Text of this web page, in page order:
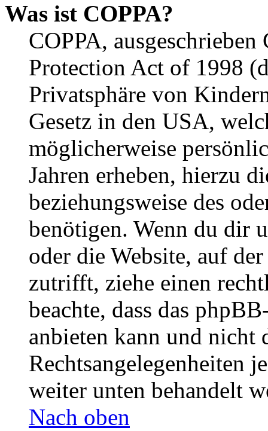
Was ist COPPA?
COPPA,
Protection Act of 1998
Privatsphäre von
Gesetz in den USA,
möglicherweise
Jahren erheben, hierzu
beziehungsweise des
benötigen. Wenn du dir
oder die Website, auf
zutrifft, ziehe einen
beachte, dass das
anbieten kann und nicht
Rechtsangelegenheiten
weiter unten behandelt
Nach oben